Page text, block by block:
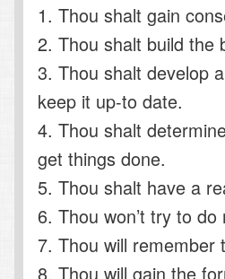
1. Thou shalt gain
2. Thou shalt build the
3. Thou shalt develop
keep it up-to date.
4. Thou shalt
get things done.
5. Thou shalt have a
6. Thou won’t try to
7. Thou will remember
8. Thou will gain the